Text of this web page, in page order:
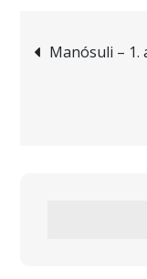
Manósuli – 1.